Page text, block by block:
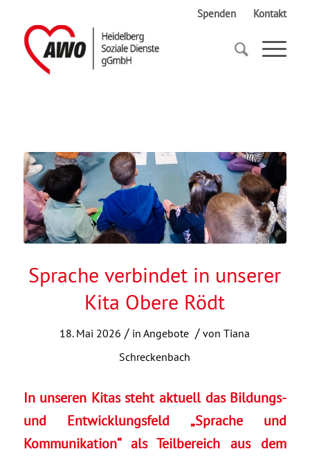
Spenden Kontakt
Startseite Sprache verbindet in unserer Kita Obere Rödt
Sprache verbindet in unserer
Kita Obere Rödt
18. Mai 2026 / inAngebote / vonTiana
Schreckenbach
In unseren Kitas steht aktuell das Bildungs-
und Entwicklungsfeld „Sprache und
Kommunikation“ als Teilbereich aus dem